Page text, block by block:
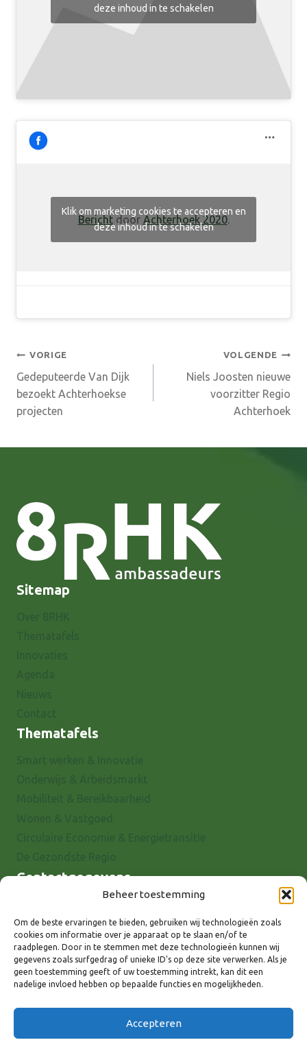
Beheer toestemming
Om de beste ervaringen te bieden, gebruiken wij technologieën zoals
cookies om informatie over je apparaat op te slaan en/of te
raadplegen. Door in te stemmen met deze technologieën kunnen wij
gegevens zoals surfgedrag of unieke ID's op deze site verwerken. Als je
geen toestemming geeft of uw toestemming intrekt, kan dit een
nadelige invloed hebben op bepaalde functies en mogelijkheden.
Accepteren
deze inhoud in te schakelen
Berichtdoor Achterhoek 2020.
Klik om marketing cookies te accepteren en
deze inhoud in te schakelen
Bericht
navigatie
VORIGE
Gedeputeerde Van Dijk
bezoekt Achterhoekse
projecten
VOLGENDE
Niels Joosten nieuwe
voorzitter Regio
Achterhoek
Sitemap
Thematafels
Contactgegevens
7001 EX Doetinchem
E-mail: info@8rhk.nl
Telefoonnummers
Privacyverklaring